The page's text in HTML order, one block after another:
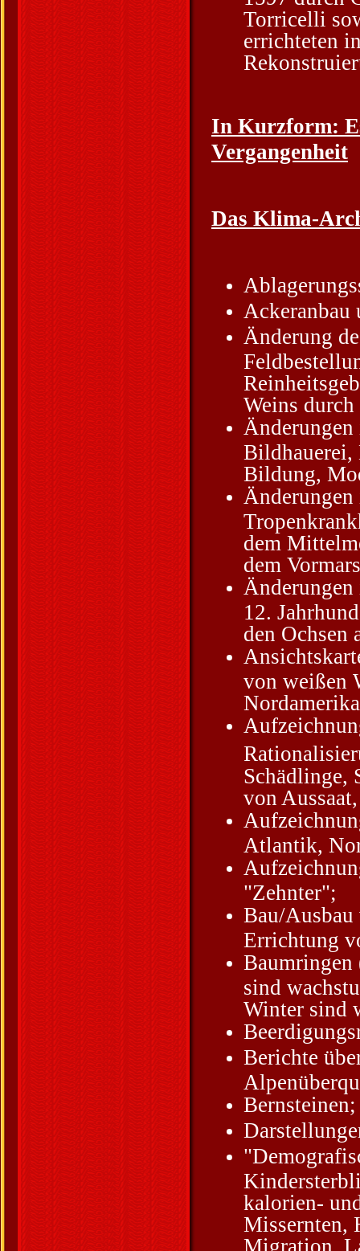
Torricelli
errichteten
In Kurzform:
Vergangenheit
Das Klima-
Ackeranbau
Änderung
Weins
Bildhauerei,
Bildung,
dem
dem
12.
den Ochsen
von weißen
Schädlinge,
von
Atlantik,
"Zehnter";
Bau/
Errichtung
Baumringen
sind
Winter sind
Berichte
Bernsteinen;
kalorien-
Missernten,
Migration,